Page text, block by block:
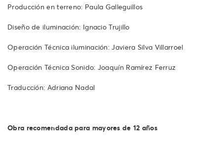
Producción en terreno: Paula Galleguillos
Diseño de iluminación: Ignacio Trujillo
Operación Técnica iluminación: Javiera Silva Villarroel
Operación Técnica Sonido: Joaquín Ramírez Ferruz
Traducción: Adriana Nadal
Obra recomendada para mayores de 12 años